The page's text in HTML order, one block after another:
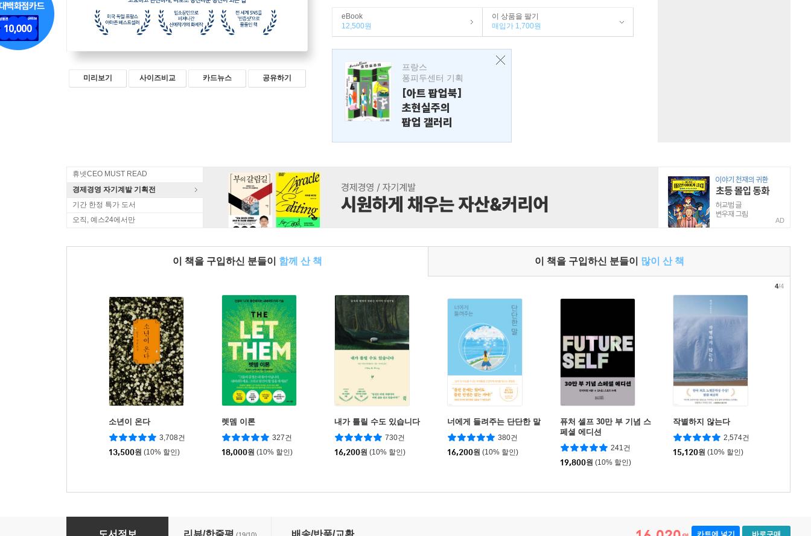
미리보기 사이즈비교 카드뉴스 공유하기
eBook
12,500원
이 상품을 팔기
매입가 1,700원
프랑스
퐁피두센터 기획
[아트 팝업북]
초현실주의
팝업 갤러리
휴넷CEO MUST READ
경제경영 자기계발 기획전
기간 한정 특가 도서
오직, 예스24에서만
AD
이 책을 구입하신 분들이 함께 산 책 이 책을 구입하신 분들이 많이 산 책
소년이 온다
3,708건
13,500원 (10% 할인)
렛뎀 이론
327건
18,000원 (10% 할인)
내가 틀릴 수도 있습니다
730건
16,200원 (10% 할인)
너에게 들려주는 단단한 말
380건
16,200원 (10% 할인)
퓨처 셀프 30만 부 기념 스
페셜 에디션
241건
19,800원 (10% 할인)
작별하지 않는다
2,574건
15,120원 (10% 할인)
4/4
혼자의 시간으로 더 깊어지는 법에 관하여
도서정보 리뷰/한줄평 배송/반품/교환 카트에 넣기 바로구매